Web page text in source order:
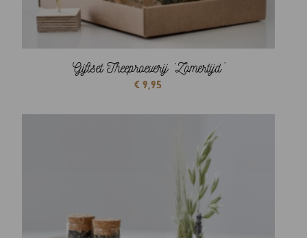
Giftset Theeproeverij ‘Zomertijd’
€ 9,95